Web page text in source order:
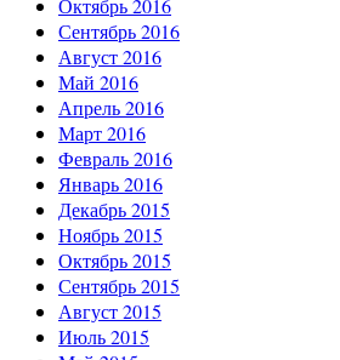
Октябрь 2016
Сентябрь 2016
Август 2016
Май 2016
Апрель 2016
Март 2016
Февраль 2016
Январь 2016
Декабрь 2015
Ноябрь 2015
Октябрь 2015
Сентябрь 2015
Август 2015
Июль 2015